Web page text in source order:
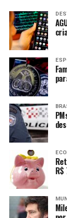
Provas
O Inep,
aplicará as
unidades da
Ananindeua e
aplicado em
devido à 30ª
Mudanças
Fonte:Agência
TAGS
PRÓXIMO
Pé-de-Meia:
parcela de R$
RECENTES
R$